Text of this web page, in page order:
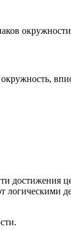
достижения
логическими